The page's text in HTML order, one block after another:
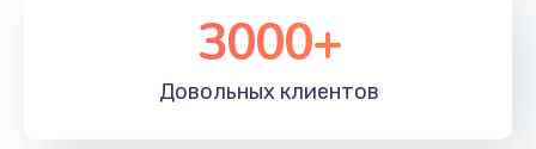
3000+
Довольных клиентов